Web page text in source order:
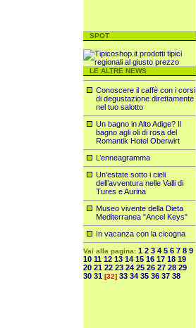
SPOT
LE ALTRE NEWS
Conoscere il caffè con i corsi
di degustazione direttamente
nel tuo salotto
Un bagno in Alto Adige? Il
bagno agli oli di rosa del
Romantik Hotel Oberwirt
L’enneagramma
Un’estate sotto i cieli
dell’avventura nelle Valli di
Tures e Aurina
Museo vivente della Dieta
Mediterranea "Ancel Keys"
In vacanza con la cicogna
Vai alla pagina: 1 2 3 4 5 6 7 8 9
10 11 12 13 14 15 16 17 18 19
20 21 22 23 24 25 26 27 28 29
30 31 [32] 33 34 35 36 37 38